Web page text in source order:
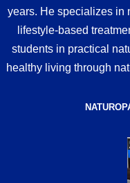
years. He specializes in
lifestyle-based
students in practical
healthy living through